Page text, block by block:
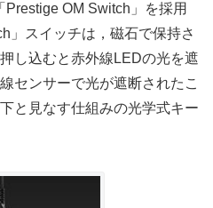
OM Switch」を採用
」スイッチは，磁石で保持さ
し込むと赤外線LEDの光を遮
センサーで光が遮断されたこ
と見なす仕組みの光学式キー